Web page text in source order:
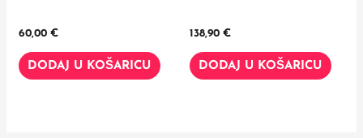
60,00€
DODAJ U KOŠARICU
138,90 €
DODAJ U KOŠARICU